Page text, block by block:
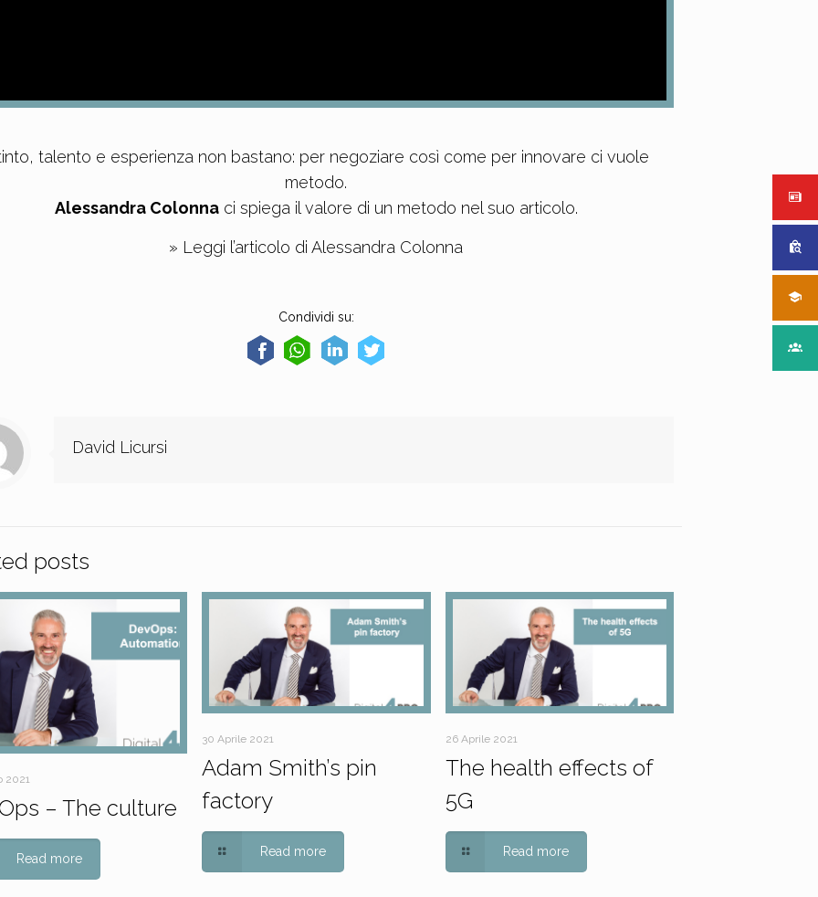
talento e esperienza non bastano: per negoziare così come per innovare ci vuole
metodo.
Alessandra Colonnaci spiega il valore di un metodo nel suo articolo.
» Leggi l’articolo di Alessandra Colonna
Condividi su:
David Licursi
posts
2021
– The culture
Read more
30 Aprile 2021
Adam Smith’s pin
factory
Read more
26 Aprile 2021
The health effects of
5G
Read more